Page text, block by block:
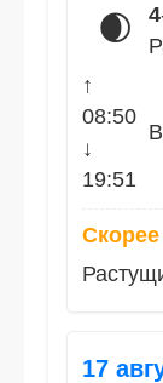
🌒 4
↑
08:50
↓
19:51
17